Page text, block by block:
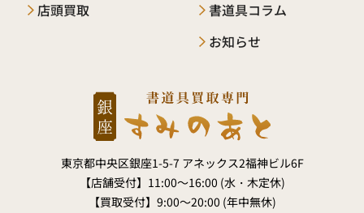
店頭買取
書道具コラム
お知らせ
東京都中央区銀座1-5-7 アネックス2福神ビル6F
【店舗受付】 11:00～16:00 (水・木定休)
【買取受付】 9:00～20:00 (年中無休)